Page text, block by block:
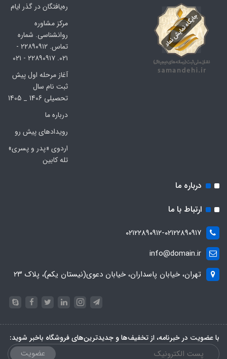
ره‌یافتگان در گذر ایام
مرکز مشاوره
روانشناسی. شماره
تماس. ۲۲۸۹۰۹۱۲ -
۰۲۱. ۲۲۸۹۰۹۱۷ - ۰۲۱
آغاز مرحله اول پیش
ثبت نام سال
تحصیلی 1406 _ 1405
درباره ما
رویدادهای پیش رو
اردوی «پدر و پسری»
تله کابین
درباره ما
ارتباط با ما
۰۲۱۲۲۸۹۰۹۱۲-۰۲۱۲۲۸۹۰۹۱۷
info@domain.ir
تهران، خیابان پاسداران، خیابان دعوی(نیستان یکم)، پلاک ۲۳
با عضویت در خبرنامه، از تخفیف‌ها و جدیدترین‌های فروشگاه باخبر شوید:
عضویت